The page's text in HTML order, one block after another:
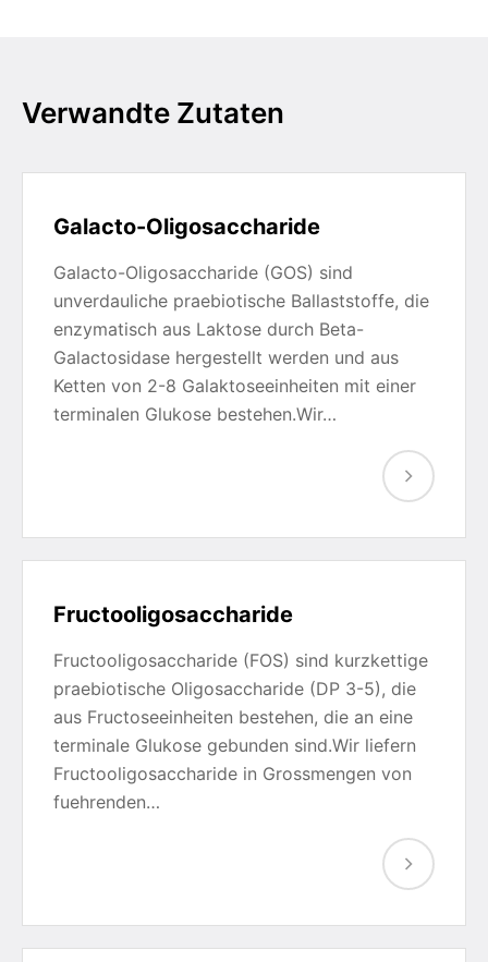
Verwandte Zutaten
Galacto-Oligosaccharide
Galacto-Oligosaccharide (GOS) sind
unverdauliche praebiotische Ballaststoffe, die
enzymatisch aus Laktose durch Beta-
Galactosidase hergestellt werden und aus
Ketten von 2-8 Galaktoseeinheiten mit einer
terminalen Glukose bestehen.Wir…
Fructooligosaccharide
Fructooligosaccharide (FOS) sind kurzkettige
praebiotische Oligosaccharide (DP 3-5), die
aus Fructoseeinheiten bestehen, die an eine
terminale Glukose gebunden sind.Wir liefern
Fructooligosaccharide in Grossmengen von
fuehrenden…